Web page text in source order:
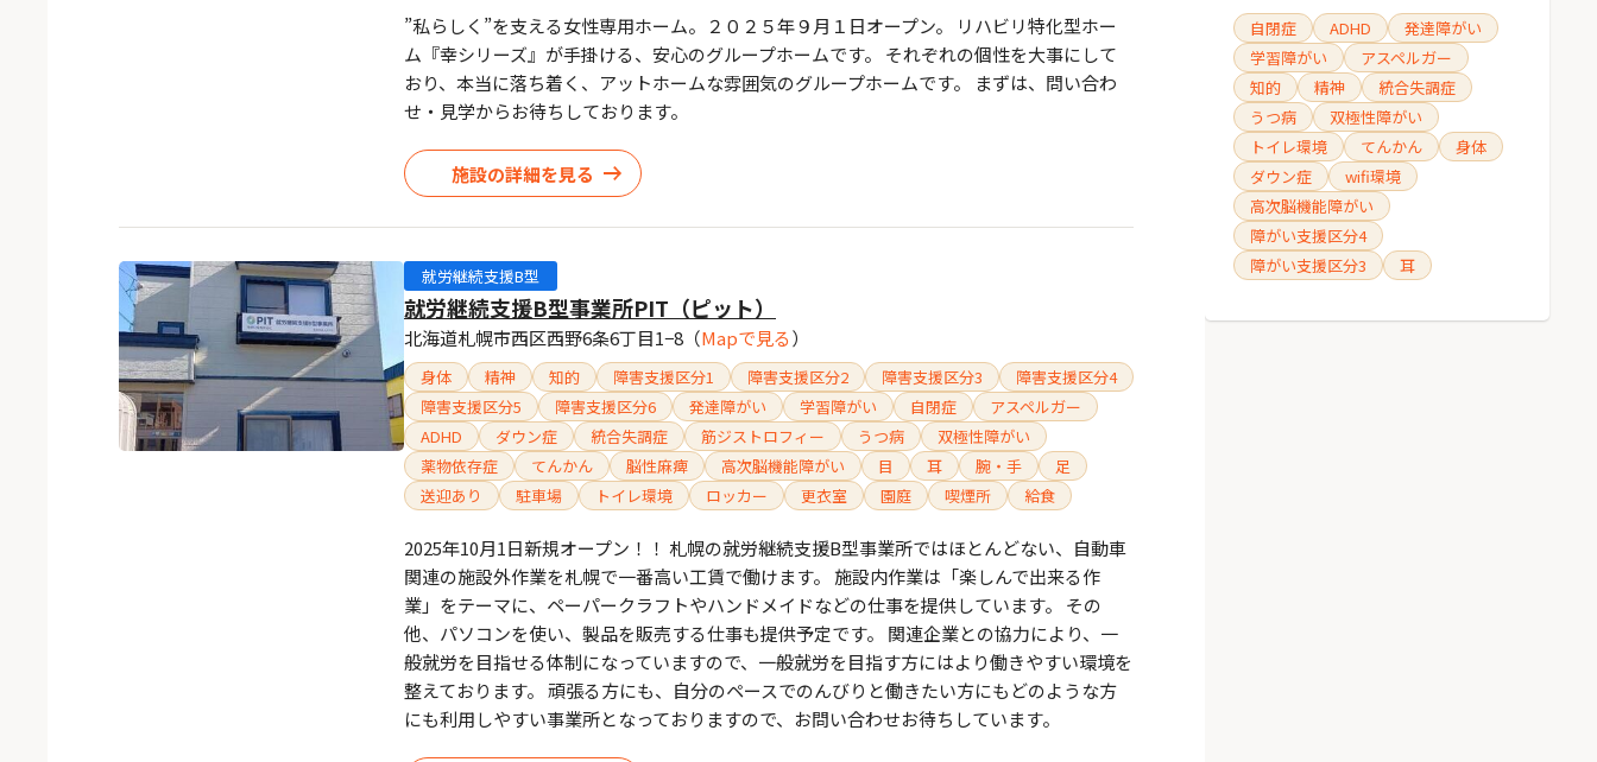
”私らしく”を支える女性専用ホーム。２０２５年９月１日オープン。 リハビリ特化型ホー
ム『幸シリーズ』が手掛ける、安心のグループホームです。 それぞれの個性を大事にして
おり、本当に落ち着く、アットホームな雰囲気のグループホームです。 まずは、問い合わ
せ・見学からお待ちしております。
施設の詳細を見る
就労継続支援B型
就労継続支援B型事業所PIT（ピット）
北海道札幌市西区西野6条6丁目1−8 （Mapで見る）
身体 精神 知的 障害支援区分1 障害支援区分2 障害支援区分3
障害支援区分4
障害支援区分5
障害支援区分6 発達障がい 学習障がい 自閉症
アスペルガー
ADHD
ダウン症 統合失調症 筋ジストロフィー うつ病
双極性障がい
薬物依存症
てんかん 脳性麻痺 高次脳機能障がい 目 耳 腕・手
足
送迎あり
駐車場 トイレ環境 ロッカー 更衣室 園庭 喫煙所 給食
2025年10月1日新規オープン！！ 札幌の就労継続支援B型事業所ではほとんどない、自動車
関連の施設外作業を札幌で一番高い工賃で働けます。 施設内作業は「楽しんで出来る作
業」をテーマに、ペーパークラフトやハンドメイドなどの仕事を提供しています。 その
他、パソコンを使い、製品を販売する仕事も提供予定です。 関連企業との協力により、一
般就労を目指せる体制になっていますので、一般就労を目指す方にはより働きやすい環境を
整えております。 頑張る方にも、自分のペースでのんびりと働きたい方にもどのような方
にも利用しやすい事業所となっておりますので、お問い合わせお待ちしています。
自閉症 ADHD
発達障がい
学習障がい
アスペルガー
知的
精神
統合失調症
うつ病
双極性障がい
トイレ環境
てんかん
身体
ダウン症
wifi環境
高次脳機能障がい
障がい支援区分4
障がい支援区分3
耳